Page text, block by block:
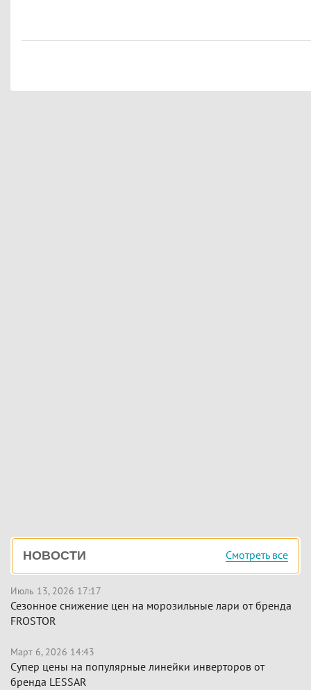
Боковая
панель
НОВОСТИ Смотреть все
Июль 13, 2026 17:17
Сезонное снижение цен на морозильные лари от бренда
FROSTOR
Март 6, 2026 14:43
Супер цены на популярные линейки инверторов от
бренда LESSAR